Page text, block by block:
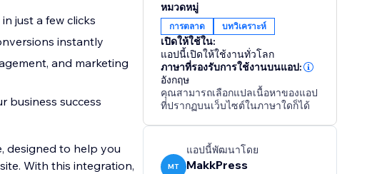
just a few clicks
instantly
and marketing
business success
designed to help you
With this integration,
หมวดหมู่
การตลาด บทวิเคราะห์
เปิดให้ใช้ใน:
แอปนี้เปิดให้ใช้งานทั่วโลก
ภาษาที่รองรับการใช้งานบนแอป:
อังกฤษ
คุณสามารถเลือกแปลเนื้อหาของแอป
ที่ปรากฏบนเว็บไซต์ในภาษาใดก็ได้
MT
แอปนี้พัฒนาโดย
MakkPress